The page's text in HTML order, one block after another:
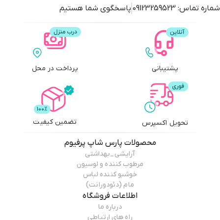
شماره تماس: 09123259523 پاسخگوی شما هستیم
پشتیبانی پرداخت در محل
تحویل اکسپرس تضمین کیفیت
محصولات پارس شاپ پرفیوم
آرایشی_بهداشتی
مرطوب کننده و لوسیون
خوشبو کننده لباس
مام (دئودورانت)
اطلاعات فروشگاه
درباره ما
راه های ارتباطی